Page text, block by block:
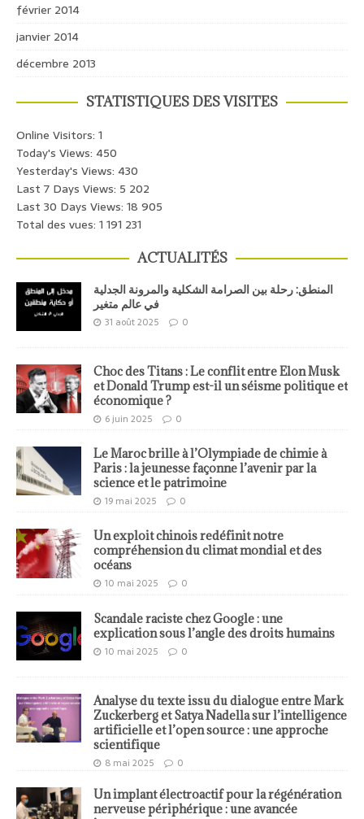
février 2014
janvier 2014
décembre 2013
STATISTIQUES DES VISITES
Online Visitors: 1
Today's Views: 450
Yesterday's Views: 430
Last 7 Days Views: 5 202
Last 30 Days Views: 18 905
Total des vues: 1 191 231
ACTUALITÉS
المنطق: رحلة بين الصرامة الشكلية والمرونة الجدلية
في عالم متغير
31 août 2025 0
Choc des Titans : Le conflit entre Elon Musk
et Donald Trump est-il un séisme politique et
économique ?
6 juin 2025 0
Le Maroc brille à l’Olympiade de chimie à
Paris : la jeunesse façonne l’avenir par la
science et le patrimoine
19 mai 2025 0
Un exploit chinois redéfinit notre
compréhension du climat mondial et des
océans
10 mai 2025 0
Scandale raciste chez Google : une
explication sous l’angle des droits humains
10 mai 2025 0
Analyse du texte issu du dialogue entre Mark
Zuckerberg et Satya Nadella sur l’intelligence
artificielle et l’open source : une approche
scientifique
8 mai 2025 0
Un implant électroactif pour la régénération
nerveuse périphérique : une avancée